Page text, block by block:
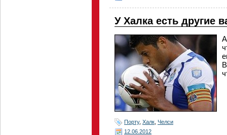
У Халка есть другие
Порту, Халк Челси
12.06.2012